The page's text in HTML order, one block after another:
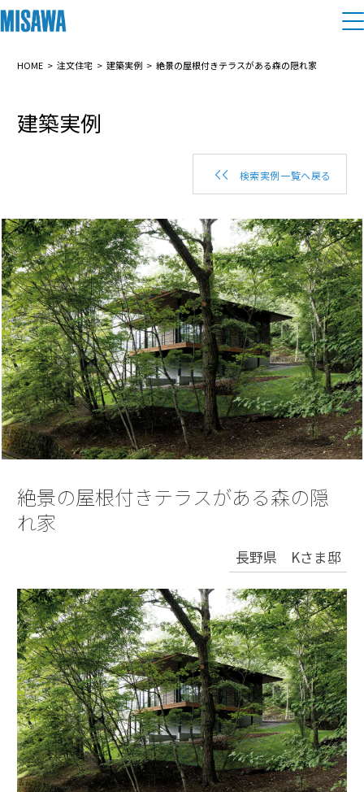
住まい
建てる [注文住宅]
テクノロジー（住まいの性能）
建築事例・建築実例
デザイナーズギャラリー
インテリア
住まいづくりガイド
買う
分譲住宅（建売・土地）検索
中古住宅検索
分譲マンション検索
売る [MISAWA RELAY]
住まいの売却
これから住まいをご検討の方
土地活用
賃貸住宅
賃貸併用住宅
店舗・各種施設
土地活用モデルルーム見学
土地活用実例
法人のお客さま
社宅建築
医療・介護・子育て・障がい福祉施設
これから土地活用・賃貸経営をご検討の方
土地活用の基礎から長期安定経営を目指すオーナー様まで、賃貸経営
に役立つ多彩な情報を幅広くお届けします。
ホームラウンジ 土地活用・賃貸経営
戸建て・マンション
ミサワリフォームとは
リフォームの流れ
リフォームメニュー
リフォーム事例
事業用
事業用リノベーション
ホテル・旅館リフォーム
リフォーム営業所
これからリフォームをご検討の方
実例動画や基礎知識、収納の工夫など、理想の住まいを叶えるリフォ
ームの具体策とアイデアを豊富にご用意しています。
ホームラウンジ リフォーム
まちづくり
複合開発・投資開発
複合開発事業（ASMACI-アスマチ-）
再開発・官民連携事業
分譲マンション開発事業
収益不動産・投資開発事業
建築再生事業
事業用売買
事業用地・事業用建物
分譲用地
すべてのフィールドに新しい価値をデザインし、持続可能な未来志向
のまちづくりを実現していきます。
ミサワゼネラルソリューション
オーナーサポート
サポートメニュー
住まいるりんぐ（ロングサポート）
保証制度
アフターメンテナンス
ミサワリフォーム
お客様センター
ミサワホームオーナーさま・リフォーム工事ご契約者さまとミサワホ
ームを結ぶコミュニケーションサイト。お得・便利・安心なコンテン
ツや、ミサワホームからの大切なお知らせなど配信しています。
ミサワオーナーズクラブ
企業・IR情報
企業・IR
ニュース
ミサワホームグループ
SDGs
環境活動
採用情報
新卒者採用
中途採用
展示場・イベント情報
カタログ請求
住まいのご相談
HOME 注文住宅 建築実例 絶景の屋根付きテラスがある森の隠れ家
建築実例
検索実例一覧へ戻る
絶景の屋根付きテラスがある森の隠
れ家
長野県 Kさま邸